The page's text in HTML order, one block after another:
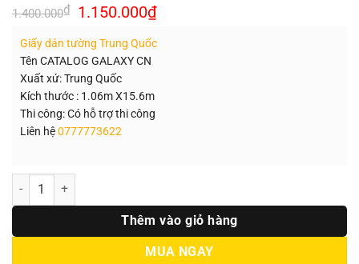
1.400.000₫ Giá
gốc
1.400.000₫.
1.150.000₫Giá
hiện
là:
Giấy dán tường Trung Quốc
Tên CATALOG GALAXY CN
Xuất xứ: Trung Quốc
Kích thước : 1.06m X15.6m
Thi công: Có hỗ trợ thi công
Liên hệ0777773622
Số lượng
Thêm vào giỏ hàng
MUA NGAY